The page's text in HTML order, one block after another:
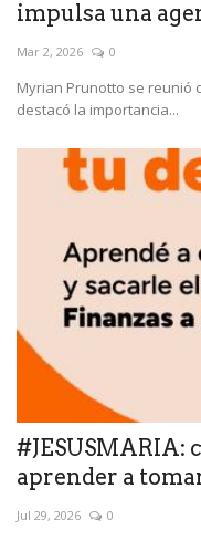
impulsa una
Mar 2, 2026 0
Myrian Prunotto se reunió
destacó la importancia...
#JESUSMARIA:
aprender a
Jul 29, 2026 0